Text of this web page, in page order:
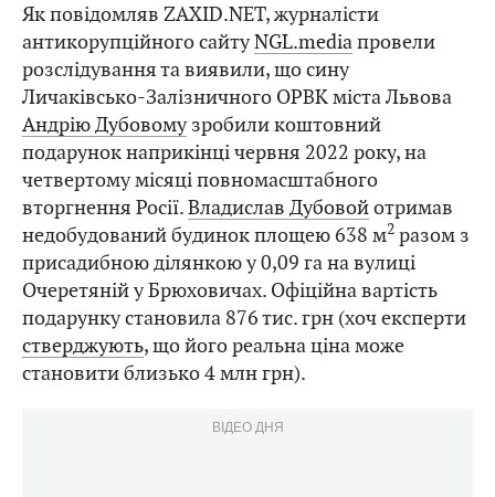
Як повідомляв ZAXID.NET, журналісти
антикорупційного сайтуNGL.mediaпровели
розслідування та виявили, що сину
Личаківсько-Залізничного ОРВК міста Львова
Андрію Дубовомузробили коштовний
подарунок наприкінці червня 2022 року, на
четвертому місяці повномасштабного
вторгнення Росії.Владислав Дубовойотримав
недобудований будинок площею 638 м2 разом з
присадибною ділянкою у 0,09 га на вулиці
Очеретяній у Брюховичах. Офіційна вартість
подарунку становила 876 тис. грн (хоч експерти
стверджують, що його реальна ціна може
становити близько 4 млн грн).
ВІДЕО ДНЯ